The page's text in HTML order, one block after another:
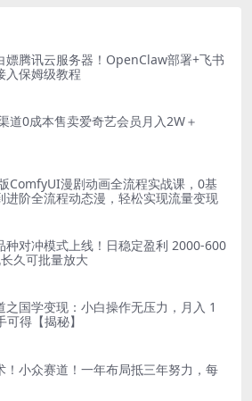
嫖腾讯云服务器！OpenClaw部署+飞书
入保姆级教程
道0成本售卖爱奇艺会员月入2W＋
ComfyUI漫剧动画全流程实战课，0基
进阶全流程动态漫，轻松实现流量变现
种对冲模式上线！日稳定盈利 2000-600
久可批量放大
之国学变现：小白操作无压力，月入 1
可得【揭秘】
！小众赛道！一年布局抵三年努力，每